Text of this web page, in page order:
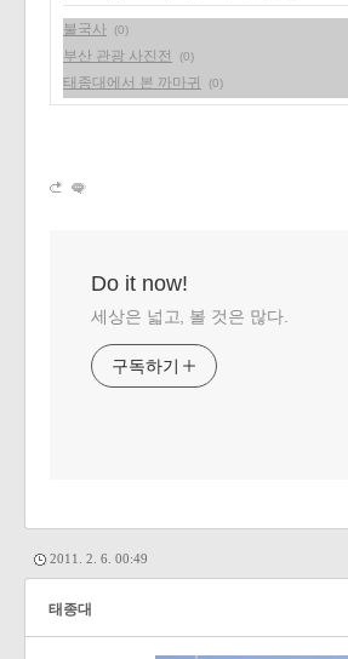
불국사 (0)
부산 관광 사진전 (0)
태종대에서 본 까마귀 (0)
Do it now!
세상은 넓고, 볼 것은 많다.
구독하기
2011. 2. 6. 00:49
태종대